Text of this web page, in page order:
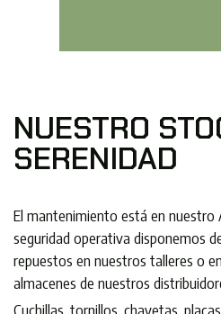
NUESTRO
SERENIDAD
El mantenimiento está en nuestro
seguridad operativa disponemos
repuestos en nuestros talleres o
almacenes de nuestros
Cuchillas, tornillos, chavetas,